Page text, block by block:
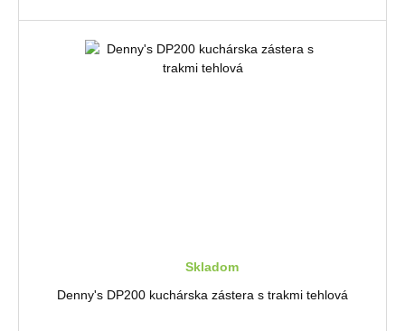
Skladom
Denny's DP200 kuchárska zástera s trakmi tehlová